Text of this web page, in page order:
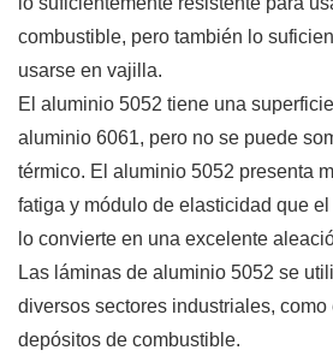
combustible, pero también lo
usarse en vajilla.
El aluminio 5052 tiene una
aluminio 6061, pero no se puede
térmico. El aluminio 5052 presenta
fatiga y módulo de elasticidad que
lo convierte en una excelente
Las láminas de aluminio 5052 se
diversos sectores industriales,
depósitos de combustible.